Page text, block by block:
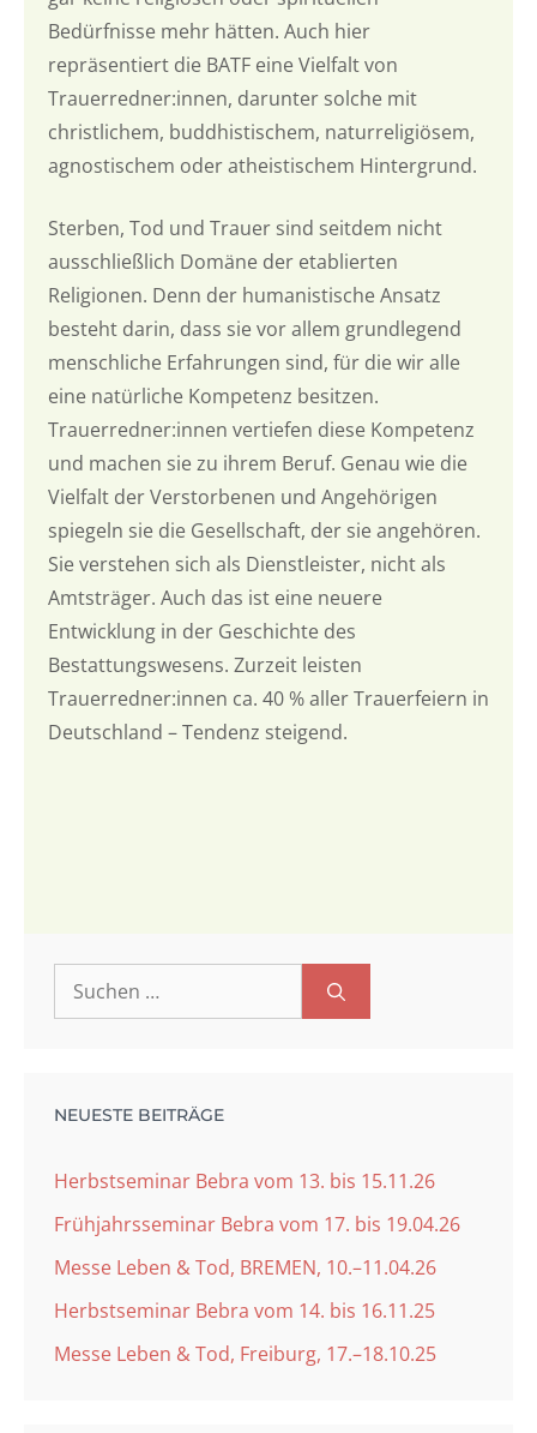
Bedürfnisse mehr hätten. Auch hier
repräsentiert die BATF eine Vielfalt von
Trauerredner:innen, darunter solche mit
christlichem, buddhistischem, naturreligiösem,
agnostischem oder atheistischem Hintergrund.
Sterben, Tod und Trauer sind seitdem nicht
ausschließlich Domäne der etablierten
Religionen. Denn der humanistische Ansatz
besteht darin, dass sie vor allem grundlegend
menschliche Erfahrungen sind, für die wir alle
eine natürliche Kompetenz besitzen.
Trauerredner:innen vertiefen diese Kompetenz
und machen sie zu ihrem Beruf. Genau wie die
Vielfalt der Verstorbenen und Angehörigen
spiegeln sie die Gesellschaft, der sie angehören.
Sie verstehen sich als Dienstleister, nicht als
Amtsträger. Auch das ist eine neuere
Entwicklung in der Geschichte des
Bestattungswesens. Zurzeit leisten
Trauerredner:innen ca. 40 % aller Trauerfeiern in
Deutschland – Tendenz steigend.
Suchen
nach:
NEUESTE BEITRÄGE
Herbstseminar Bebra vom 13. bis 15.11.26
Frühjahrsseminar Bebra vom 17. bis 19.04.26
Messe Leben & Tod, BREMEN, 10.–11.04.26
Herbstseminar Bebra vom 14. bis 16.11.25
Messe Leben & Tod, Freiburg, 17.–18.10.25